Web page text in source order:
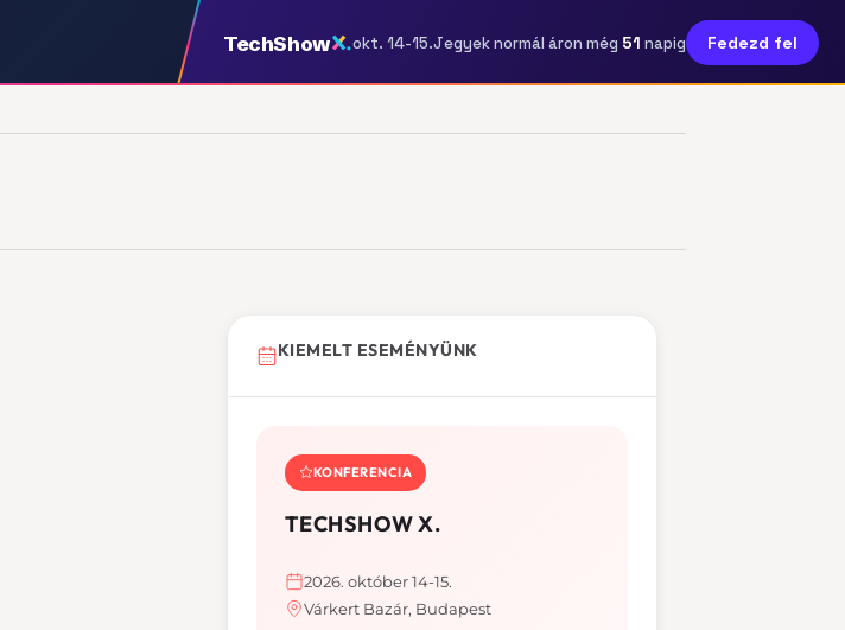
TechShow okt. 14-15.Jegyek normál áron még 51 napig Fedezd fel
KIEMELT ESEMÉNYÜNK
KONFERENCIA
TECHSHOW X.
2026. október 14-15.
Várkert Bazár, Budapest